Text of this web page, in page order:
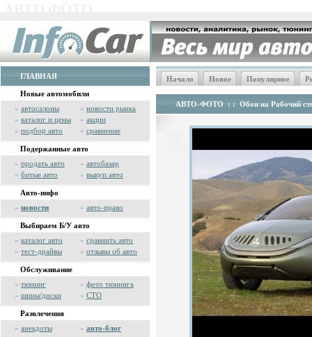
ГЛАВНАЯ
Новые автомобили
» автосалоны » новости рынка
» каталог и цены » акции
» подбор авто » сравнение
Подержанные авто
» продать авто » автобазар
» битые авто » выкуп авто
Авто-инфо
» новости » авто-право
Выбираем Б/У авто
» каталог авто » сравнить авто
» тест-драйвы » отзывы об авто
Обслуживание
» тюнинг » фото тюнинга
» шины/диски » СТО
Развлечения
» анекдоты » авто-блог
Начало Новое Популярное
АВТО-ФОТО : : Обои на Рабочий